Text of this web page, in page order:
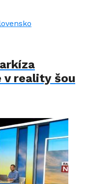
v reality šou